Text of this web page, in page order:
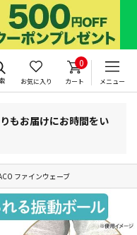
お気に入り
0
カート メニュー
もお届けにお時間をい
ファインウェーブ